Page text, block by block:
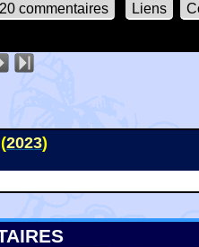
commentaires Liens
2023)